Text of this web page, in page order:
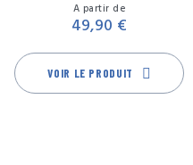
A partir de
49,90 €
VOIR LE PRODUIT